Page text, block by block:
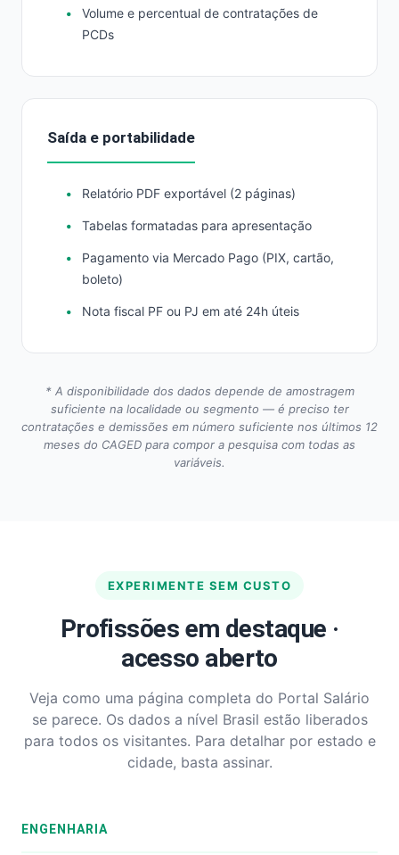
Volume e percentual de contratações de
PCDs
Saída e portabilidade
Relatório PDF exportável (2 páginas)
Tabelas formatadas para apresentação
Pagamento via Mercado Pago (PIX, cartão,
boleto)
Nota fiscal PF ou PJ em até 24h úteis
* A disponibilidade dos dados depende de amostragem
suficiente na localidade ou segmento — é preciso ter
contratações e demissões em número suficiente nos últimos 12
meses do CAGED para compor a pesquisa com todas as
variáveis.
EXPERIMENTE SEM CUSTO
Profissões em destaque ·
acesso aberto
Veja como uma página completa do Portal Salário
se parece. Os dados a nível Brasil estão liberados
para todos os visitantes. Para detalhar por estado e
cidade, basta assinar.
ENGENHARIA